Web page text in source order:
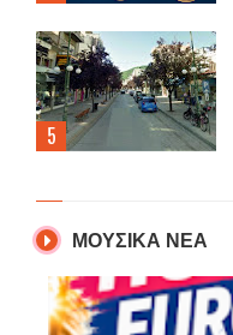
ΜΟΥΣΙΚΑ ΝΕΑ